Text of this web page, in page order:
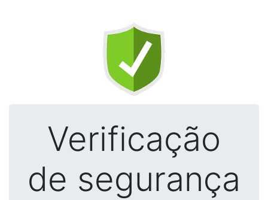
Verificação
de segurança